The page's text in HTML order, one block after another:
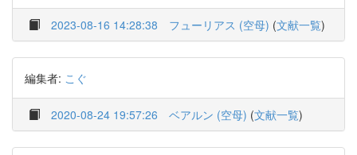
2023-08-16 14:28:38 フューリアス (空母) (文献一覧)
編集者: こぐ
2020-08-24 19:57:26 ベアルン (空母) (文献一覧)